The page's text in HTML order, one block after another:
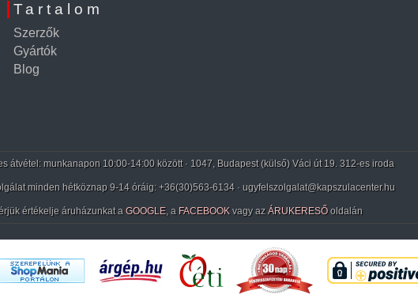
Tartalom
Szerzők
Gyártók
Blog
átvétel: munkanapon 10:00-14:00 között · 1047, Budapest (külső) Váci út 19. 312-es iroda
minden hétköznap 9-14 óráig: +36(30)563-6134 · ugyfelszolgalat@kapszulacenter.hu
értékelje áruházunkat a GOOGLE, a FACEBOOK vagy az ÁRUKERESŐ oldalán